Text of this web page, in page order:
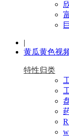
|
黄瓜黄色视
特性归类